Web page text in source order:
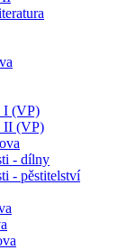
I (VP)
II (VP)
- dílny
- pěstitelství